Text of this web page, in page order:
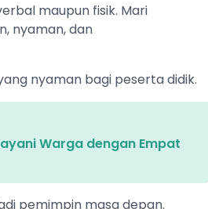
maupun fisik. Mari
nyaman, dan
nyaman bagi peserta didik.
Warga dengan Empat
pemimpin masa depan.